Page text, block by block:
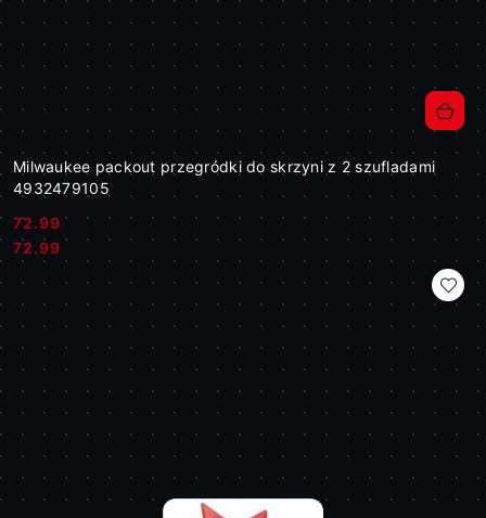
Milwaukee packout przegródki do skrzyni z 2 szufladami
4932479105
Cena:
72.99
Cena:
72.99